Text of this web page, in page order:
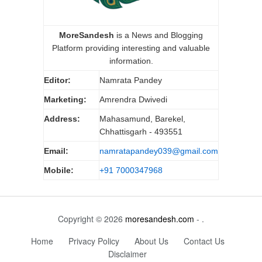
MoreSandesh is a News and Blogging
Platform providing interesting and valuable
information.
Editor: Namrata Pandey
Marketing: Amrendra Dwivedi
Address:
Mahasamund, Barekel,
Chhattisgarh - 493551
Email: namratapandey039@gmail.com
Mobile: +91 7000347968
Copyright © 2026 moresandesh.com - .
Home
Privacy Policy About Us
Contact Us
Disclaimer